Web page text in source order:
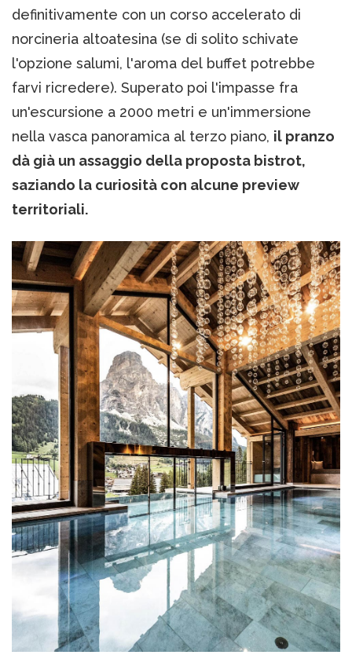
definitivamente con un corso accelerato di
norcineria altoatesina (se di solito schivate
l'opzione salumi, l'aroma del buffet potrebbe
farvi ricredere). Superato poi l'impasse fra
un'escursione a 2000 metri e un'immersione
nella vasca panoramica al terzo piano, il pranzo
dà già un assaggio della proposta bistrot,
saziando la curiosità con alcune preview
territoriali.